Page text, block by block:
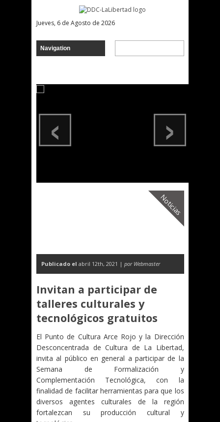
Jueves, 6 de Agosto de 2026
›
‹
Noticias
Publicado el abril 12th, 2021 | por Webmaster
Invitan a participar de
talleres culturales y
tecnológicos gratuitos
El Punto de Cultura Arce Rojo y la Dirección
Desconcentrada de Cultura de La Libertad,
invita al público en general a participar de la
Semana de Formalización y
Complementación Tecnológica, con la
finalidad de facilitar herramientas para que los
diversos agentes culturales de la región
fortalezcan su producción cultural y